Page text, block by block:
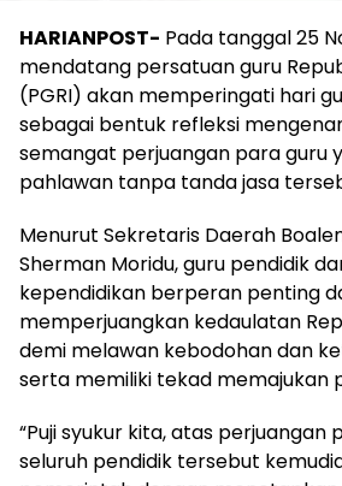
HARIANPOST- Pada tanggal 25
mendatang persatuan guru
(PGRI) akan memperingati hari
sebagai bentuk refleksi
semangat perjuangan para guru
pahlawan tanpa tanda jasa
Menurut Sekretaris Daerah
Sherman Moridu, guru pendidik
kependidikan berperan penting
memperjuangkan kedaulatan
demi melawan kebodohan dan
serta memiliki tekad memajukan
“Puji syukur kita, atas perjuangan
seluruh pendidik tersebut